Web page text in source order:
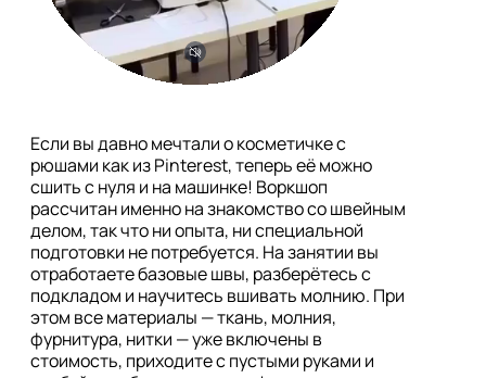
Если вы давно мечтали о косметичке с
рюшами как из Pinterest, теперь её можно
сшить с нуля и на машинке! Воркшоп
рассчитан именно на знакомство со швейным
делом, так что ни опыта, ни специальной
подготовки не потребуется. На занятии вы
отработаете базовые швы, разберётесь с
подкладом и научитесь вшивать молнию. При
этом все материалы — ткань, молния,
фурнитура, нитки — уже включены в
стоимость, приходите с пустыми руками и